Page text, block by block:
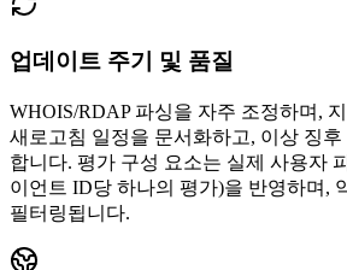
업데이트 주기 및 품질
WHOIS/RDAP 파싱을 자주 조정하며,
새로고침 일정을 문서화하고, 이상 징후
합니다. 평가 구성 요소는 실제 사용자
이언트 ID당 하나의 평가)을 반영하며,
필터링됩니다.